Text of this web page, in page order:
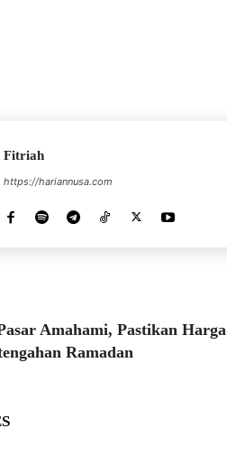
Fitriah
https://hariannusa.com
Amahami, Pastikan Harga
Ramadan